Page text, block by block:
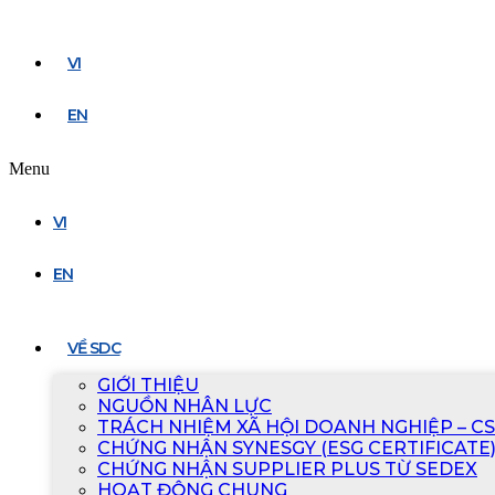
VI
EN
Menu
VI
EN
VỀ SDC
GIỚI THIỆU
NGUỒN NHÂN LỰC
TRÁCH NHIỆM XÃ HỘI DOANH NGHIỆP –
CHỨNG NHẬN SYNESGY (ESG CERTIFICATE)
CHỨNG NHẬN SUPPLIER PLUS TỪ SEDEX
HOẠT ĐỘNG CHUNG